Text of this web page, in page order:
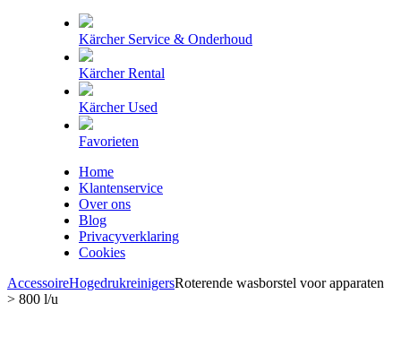
Kärcher Service & Onderhoud
Kärcher Rental
Kärcher Used
Favorieten
Home
Klantenservice
Over ons
Blog
Privacyverklaring
Cookies
AccessoireHogedrukreinigersRoterende wasborstel voor apparaten
> 800 l/u